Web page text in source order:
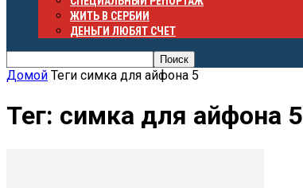
ЖИТЬ В СЕРБИИ
ДЕНЬГИ ЛЮБЯТ СЧЕТ
Домой Теги симка для айфона 5
Тег: симка для айфона 5